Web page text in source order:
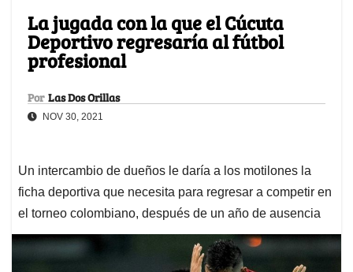
La jugada con la que el Cúcuta
Deportivo regresaría al fútbol
profesional
Por Las Dos Orillas
NOV 30, 2021
Un intercambio de dueños le daría a los motilones la
ficha deportiva que necesita para regresar a competir en
el torneo colombiano, después de un año de ausencia